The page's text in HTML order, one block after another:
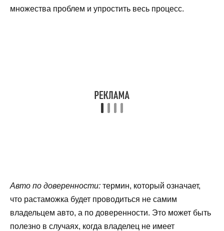
множества проблем и упростить весь процесс.
Авто по доверенности: термин, который означает,
что растаможка будет проводиться не самим
владельцем авто, а по доверенности. Это может быть
полезно в случаях, когда владелец не имеет